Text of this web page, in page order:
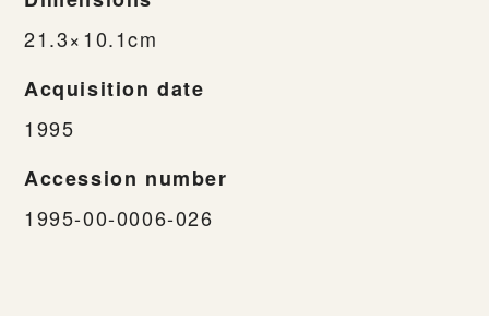
21.3×10.1cm
Acquisition date
1995
Accession number
1995-00-0006-026